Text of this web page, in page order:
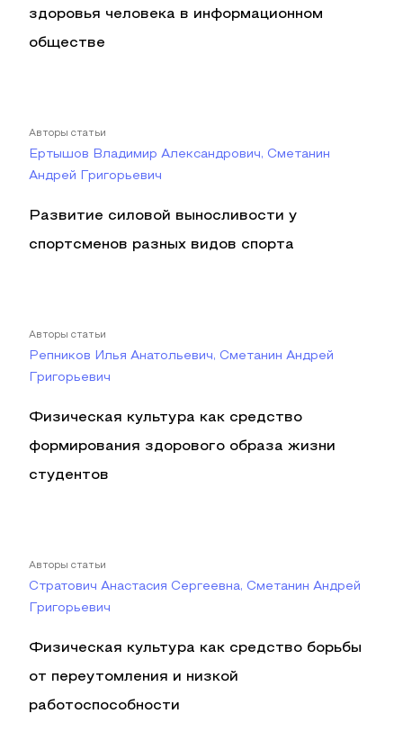
здоровья человека в информационном
обществе
Авторы статьи
Ертышов Владимир Александрович, Сметанин
Андрей Григорьевич
Развитие силовой выносливости у
спортсменов разных видов спорта
Авторы статьи
Репников Илья Анатольевич, Сметанин Андрей
Григорьевич
Физическая культура как средство
формирования здорового образа жизни
студентов
Авторы статьи
Стратович Анастасия Сергеевна, Сметанин Андрей
Григорьевич
Физическая культура как средство борьбы
от переутомления и низкой
работоспособности